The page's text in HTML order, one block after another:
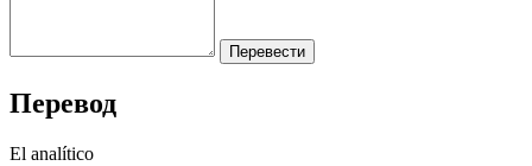
Перевод
El analítico